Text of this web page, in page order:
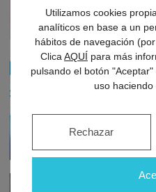
Utilizamos cookies
analíticos en base a un
hábitos de navegación
Clica AQUÍ para más
pulsando el botón
uso haciendo
Rechazar